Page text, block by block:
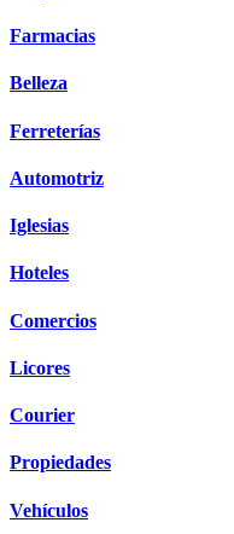
Farmacias
Belleza
Ferreterías
Automotriz
Iglesias
Hoteles
Comercios
Licores
Courier
Propiedades
Vehículos